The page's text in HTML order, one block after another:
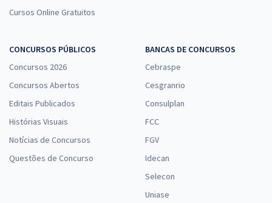
Cursos Online Gratuitos
CONCURSOS PÚBLICOS
Concursos 2026
Concursos Abertos
Editais Publicados
Histórias Visuais
Notícias de Concursos
Questões de Concurso
BANCAS DE CONCURSOS
Cebraspe
Cesgranrio
Consulplan
FCC
FGV
Idecan
Selecon
Uniase